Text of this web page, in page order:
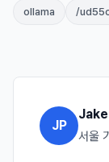
ollama /
JP
서울